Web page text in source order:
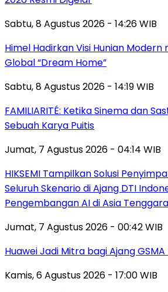
Sabtu, 8 Agustus 2026 - 14:26 WIB
Himel Hadirkan Visi Hunian
Global “Dream Home”
Sabtu, 8 Agustus 2026 - 14:19 WIB
FAMILIARITÉ: Ketika Sinema dan
Sebuah Karya Puitis
Jumat, 7 Agustus 2026 - 04:14 WIB
HIKSEMI Tampilkan Solusi
Seluruh Skenario di Ajang DTI
Pengembangan AI di Asia Tenggara
Jumat, 7 Agustus 2026 - 00:42 WIB
Huawei Jadi Mitra bagi Ajang GSMA
Kamis, 6 Agustus 2026 - 17:00 WIB